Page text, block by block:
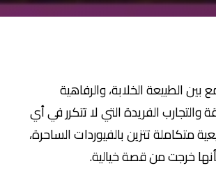
الطبيعة الخلابة، والرفاهية
والتجارب الفريدة التي لا تتكرر في أي
متكاملة تتزين بالفيوردات الساحرة،
خرجت من قصة خيالية.